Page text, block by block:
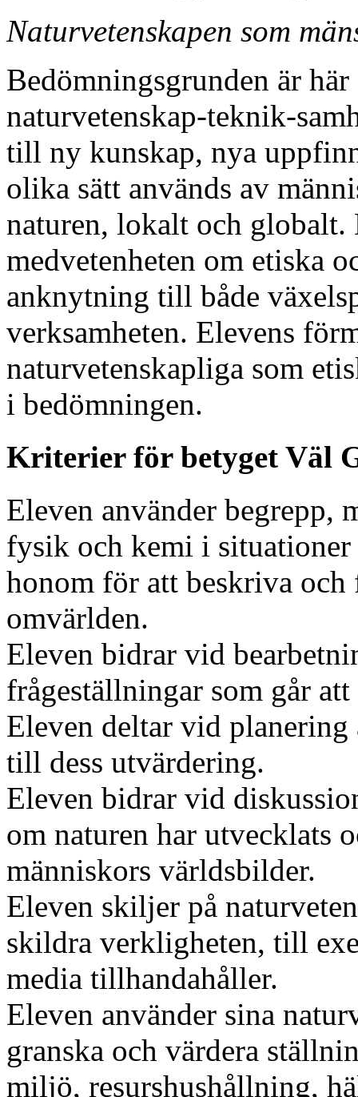
Naturvetenskapen som
Bedömningsgrunden är
naturvetenskap-teknik-
till ny kunskap, nya
olika sätt används av
naturen, lokalt och globalt.
medvetenheten om etiska
anknytning till både
verksamheten. Elevens
naturvetenskapliga som
i bedömningen.
Kriterier för betyget Väl
Eleven använder begrepp,
fysik och kemi i
honom för att beskriva
omvärlden.
Eleven bidrar vid
frågeställningar som går
Eleven deltar vid
till dess utvärdering.
Eleven bidrar vid
om naturen har utvecklats
människors världsbilder.
Eleven skiljer på
skildra verkligheten, till
media tillhandahåller.
Eleven använder sina
granska och värdera
miljö, resurshushållning,